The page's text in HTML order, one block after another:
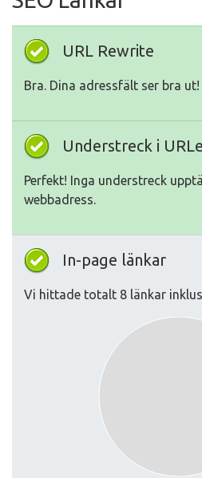
URL Rewrite
Bra. Dina adressfält ser bra ut!
Understreck i
Perfekt! Inga understreck
webbadress.
In-page länkar
Vi hittade totalt 8 länkar